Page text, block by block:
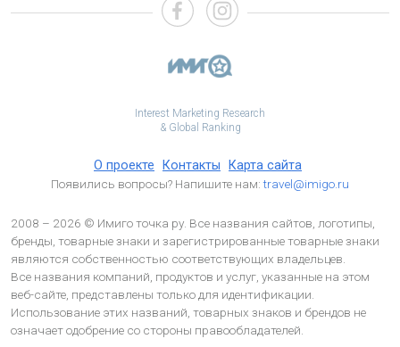
Interest Marketing Research
& Global Ranking
О проекте Контакты Карта сайта
Появились вопросы? Напишите нам:travel@imigo.ru
2008 – 2026 © Имиго точка ру. Все названия сайтов, логотипы,
бренды, товарные знаки и зарегистрированные товарные знаки
являются собственностью соответствующих владельцев.
Все названия компаний, продуктов и услуг, указанные на этом
веб-сайте, представлены только для идентификации.
Использование этих названий, товарных знаков и брендов не
означает одобрение со стороны правообладателей.